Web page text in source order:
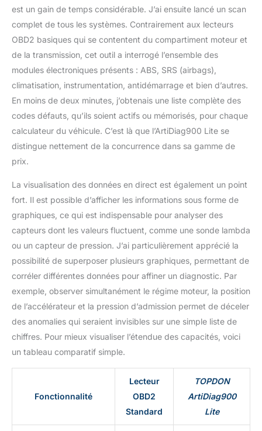
réinitialisations d'angle
de direction, la
régénération DPF, les
purges ABS, les
réinitialisations BMS, les
réinitialisations d'airbag,
et la liste ne cesse de
s'allonger. Offre un
service et une
maintenance quotidiens
à 99% des voitures
mondiales. Diagnostic
TOUS les modules, y
compris le moteur, la
l'ABS, l'ESP, le TPMS,
l'antidémarrage, la
passerelle, la direction, la
radio, la climatisation, et
plus encore, ArtiDiag900
Lite vous permet de lire
les informations de
l'ECU, de lire /effacer les
codes, afficher les flux de
données en direct,
récupérer des images
figées, effectuer des
tests actifs, et bien plus
encore, vous offrant des
diagnostics précis et
approfondis en un seul
clic. Mise à niveau
est un gain de temps considérable. J’ai ensuite lancé un scan
complet de tous les systèmes. Contrairement aux lecteurs
OBD2 basiques qui se contentent du compartiment moteur et
de la transmission, cet outil a interrogé l’ensemble des
modules électroniques présents : ABS, SRS (airbags),
climatisation, instrumentation, antidémarrage et bien d’autres.
En moins de deux minutes, j’obtenais une liste complète des
codes défauts, qu’ils soient actifs ou mémorisés, pour chaque
calculateur du véhicule. C’est là que l’ArtiDiag900 Lite se
distingue nettement de la concurrence dans sa gamme de
prix.
La visualisation des données en direct est également un point
fort. Il est possible d’afficher les informations sous forme de
graphiques, ce qui est indispensable pour analyser des
capteurs dont les valeurs fluctuent, comme une sonde lambda
ou un capteur de pression. J’ai particulièrement apprécié la
possibilité de superposer plusieurs graphiques, permettant de
corréler différentes données pour affiner un diagnostic. Par
exemple, observer simultanément le régime moteur, la position
de l’accélérateur et la pression d’admission permet de déceler
des anomalies qui seraient invisibles sur une simple liste de
chiffres. Pour mieux visualiser l’étendue des capacités, voici
un tableau comparatif simple.
Fonctionnalité
Lecteur
OBD2
Standard
TOPDON
ArtiDiag900
Lite